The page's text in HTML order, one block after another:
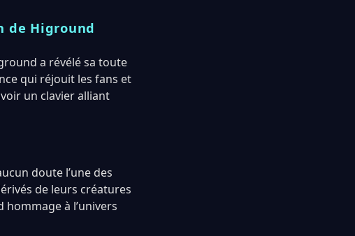
de Higround
a révélé sa toute
qui réjouit les fans et
un clavier alliant
doute l’une des
de leurs créatures
à l’univers